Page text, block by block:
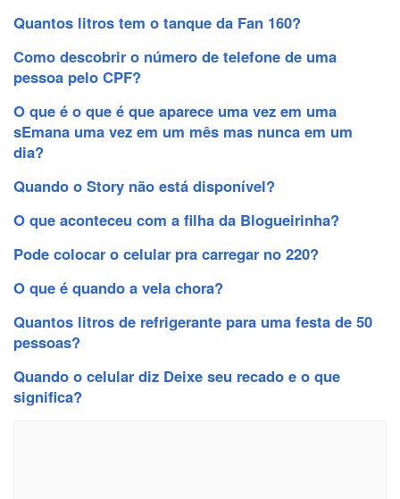
Quantos litros tem o tanque da Fan 160?
Como descobrir o número de telefone de uma
pessoa pelo CPF?
O que é o que é que aparece uma vez em uma
sEmana uma vez em um mês mas nunca em um
dia?
Quando o Story não está disponível?
O que aconteceu com a filha da Blogueirinha?
Pode colocar o celular pra carregar no 220?
O que é quando a vela chora?
Quantos litros de refrigerante para uma festa de 50
pessoas?
Quando o celular diz Deixe seu recado e o que
significa?